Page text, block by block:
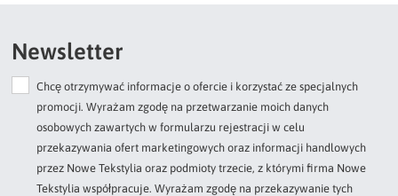
Dodaj opinię o produkcie
Twoja ocena
Bardzo dobry
Twoja opinia o produkcie
Newsletter
Chcę otrzymywać informacje o ofercie i korzystać ze specjalnych
promocji. Wyrażam zgodę na przetwarzanie moich danych
osobowych zawartych w formularzu rejestracji w celu
przekazywania ofert marketingowych oraz informacji handlowych
przez Nowe Tekstylia oraz podmioty trzecie, z którymi firma Nowe
Tekstylia współpracuje. Wyrażam zgodę na przekazywanie tych